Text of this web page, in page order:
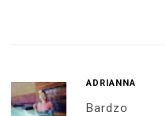
ADRIANNA
Bardzo